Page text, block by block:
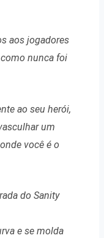
aos jogadores
como nunca foi
ao seu herói,
um
você é o
do Sanity
e se molda